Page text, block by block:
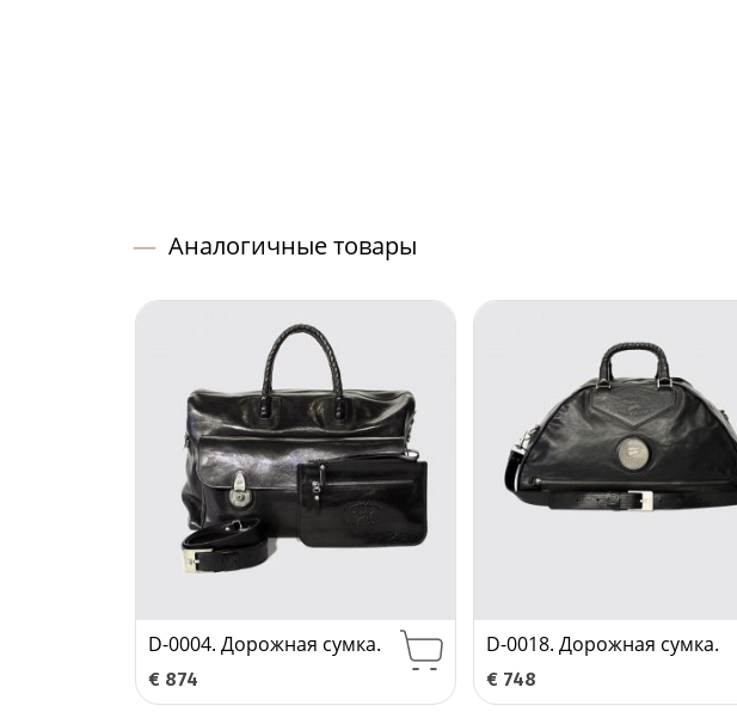
— Аналогичные товары
D-0004. Дорожная сумка.
€ 874
D-0018. Дорожная сумка.
€ 748